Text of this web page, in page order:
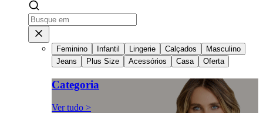
Feminino Infantil Lingerie Calçados
Masculino
Jeans
Plus Size Acessórios Casa Oferta
Categoria
Ver tudo >